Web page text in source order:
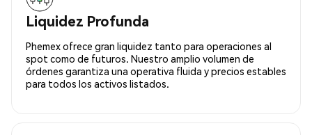
Liquidez Profunda
Phemex ofrece gran liquidez tanto para operaciones al
spot como de futuros. Nuestro amplio volumen de
órdenes garantiza una operativa fluida y precios estables
para todos los activos listados.